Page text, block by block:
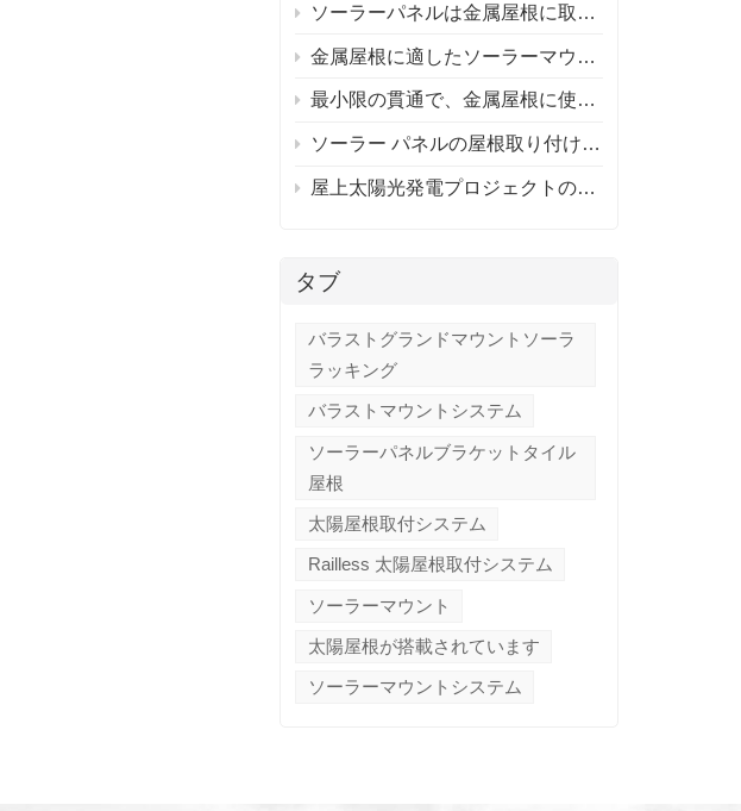
ソーラーパネルは金属屋根に取り付けられますか?
金属屋根に適したソーラーマウントシステムの選び方は？
最小限の貫通で、金属屋根に使用するアルミニウム取り付けシステムを推奨できる人はいますか?
ソーラー パネルの屋根取り付けシステム / ソーラー パネルの屋根はそれだけの価値がありますか?
屋上太陽光発電プロジェクトのレール付きとレールなしの取り付け
タブ
バラストグランドマウントソーラ
ラッキング
バラストマウントシステム
ソーラーパネルブラケットタイル
屋根
太陽屋根取付システム
Railless 太陽屋根取付システム
ソーラーマウント
太陽屋根が搭載されています
ソーラーマウントシステム